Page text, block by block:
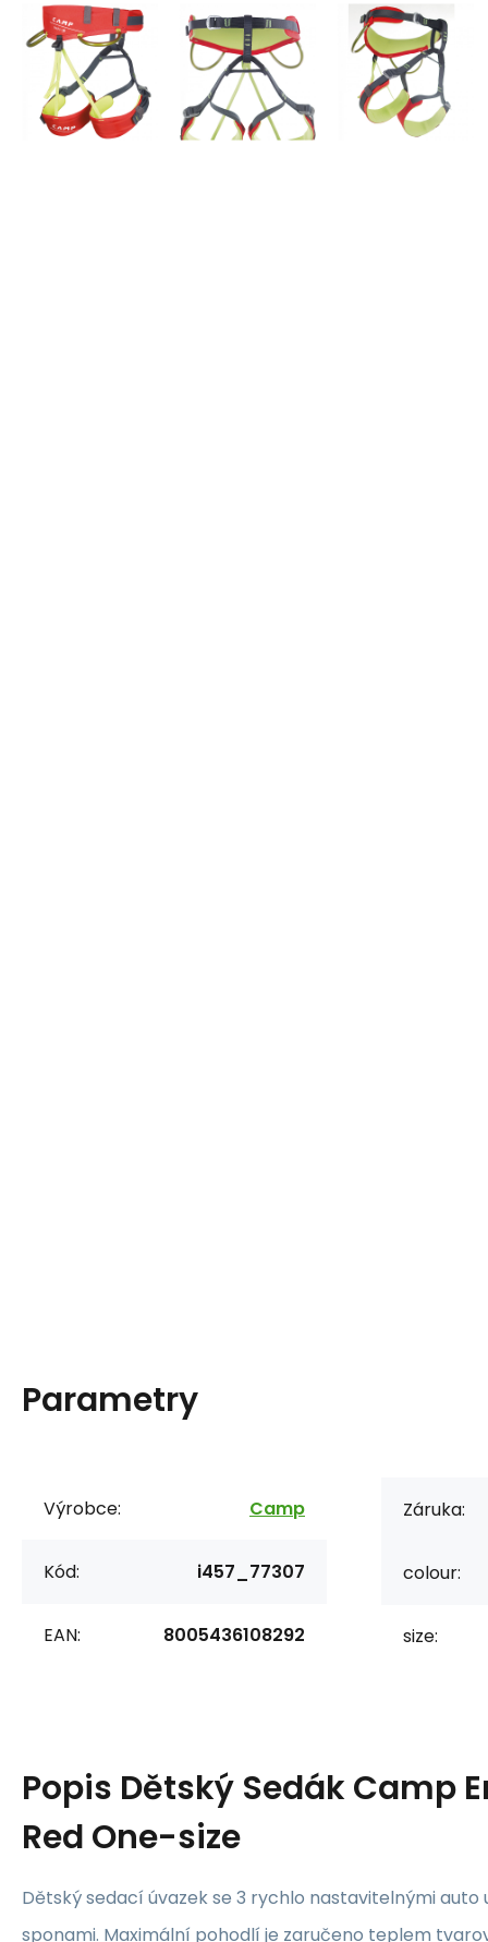
Parametry
Výrobce: Camp
Kód: i457_77307
EAN: 8005436108292
Záruka:
colour:
size:
Popis Dětský Sedák Camp
Red One-size
Dětský sedací úvazek se 3 rychlo nastavitelnými
sponami. Maximální pohodlí je zaručeno teplem